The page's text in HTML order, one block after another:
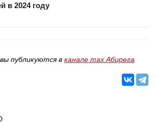
в 2024 году
публикуются в канале max Абирега